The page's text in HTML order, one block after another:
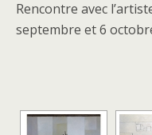
Rencontre avec
septembre et 6